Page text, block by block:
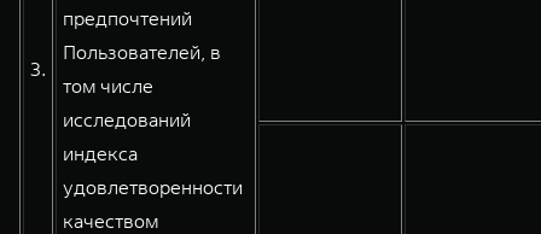
3.
предпочтений
Пользователей, в
том числе
исследований
индекса
удовлетворенности
качеством